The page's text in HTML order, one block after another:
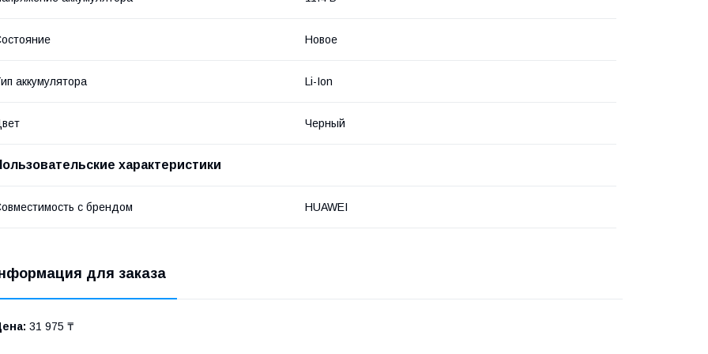
Новое
аккумулятора Li-Ion
Черный
характеристики
с брендом HUAWEI
для заказа
31 975 ₸